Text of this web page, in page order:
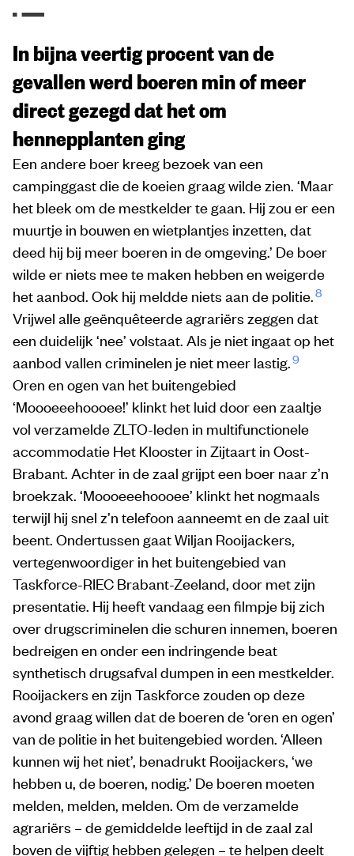
In bijna veertig procent van de
gevallen werd boeren min of meer
direct gezegd dat het om
hennepplanten ging
Een andere boer kreeg bezoek van een
campinggast die de koeien graag wilde zien. ‘Maar
het bleek om de mestkelder te gaan. Hij zou er een
muurtje in bouwen en wietplantjes inzetten, dat
deed hij bij meer boeren in de omgeving.’ De boer
wilde er niets mee te maken hebben en weigerde
het aanbod. Ook hij meldde niets aan de politie.8
Vrijwel alle geënquêteerde agrariërs zeggen dat
een duidelijk ‘nee’ volstaat. Als je niet ingaat op het
aanbod vallen criminelen je niet meer lastig.9
Oren en ogen van het buitengebied
‘Moooeeehoooee!’ klinkt het luid door een zaaltje
vol verzamelde ZLTO-leden in multifunctionele
accommodatie Het Klooster in Zijtaart in Oost-
Brabant. Achter in de zaal grijpt een boer naar z’n
broekzak. ‘Moooeeehoooee’ klinkt het nogmaals
terwijl hij snel z’n telefoon aanneemt en de zaal uit
beent. Ondertussen gaat Wiljan Rooijackers,
vertegenwoordiger in het buitengebied van
Taskforce-RIEC Brabant-Zeeland, door met zijn
presentatie. Hij heeft vandaag een filmpje bij zich
over drugscriminelen die schuren innemen, boeren
bedreigen en onder een indringende beat
synthetisch drugsafval dumpen in een mestkelder.
Rooijackers en zijn Taskforce zouden op deze
avond graag willen dat de boeren de ‘oren en ogen’
van de politie in het buitengebied worden. ‘Alleen
kunnen wij het niet’, benadrukt Rooijackers, ‘we
hebben u, de boeren, nodig.’ De boeren moeten
melden, melden, melden. Om de verzamelde
agrariërs – de gemiddelde leeftijd in de zaal zal
boven de vijftig hebben gelegen – te helpen deelt